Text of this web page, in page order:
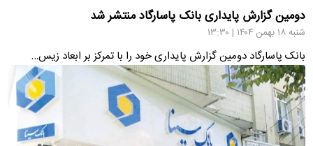
دومین گزارش پایداری بانک پاسارگاد منتشر شد
شنبه ۱۸ بهمن ۱۴۰۴ | ۱۳:۳۰
بانک پاسارگاد دومین گزارش پایداری خود را با تمرکز بر ابعاد زیس…